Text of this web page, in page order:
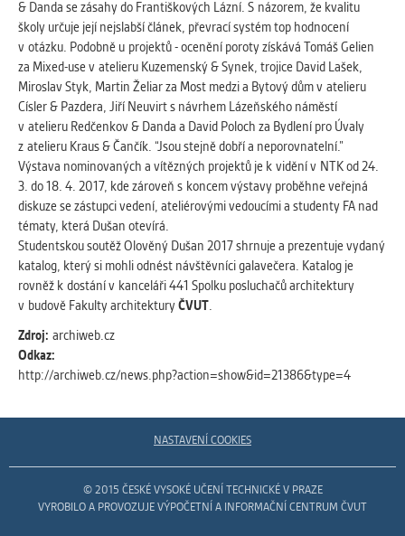
& Danda se zásahy do Františkových Lázní. S názorem, že kvalitu
školy určuje její nejslabší článek, převrací systém top hodnocení
v otázku. Podobně u projektů - ocenění poroty získává Tomáš Gelien
za Mixed-use v atelieru Kuzemenský & Synek, trojice David Lašek,
Miroslav Styk, Martin Želiar za Most medzi a Bytový dům v atelieru
Císler & Pazdera, Jiří Neuvirt s návrhem Lázeňského náměstí
v atelieru Redčenkov & Danda a David Poloch za Bydlení pro Úvaly
z atelieru Kraus & Čančík. “Jsou stejně dobří a neporovnatelní.”
Výstava nominovaných a vítězných projektů je k vidění v NTK od 24.
3. do 18. 4. 2017, kde zároveň s koncem výstavy proběhne veřejná
diskuze se zástupci vedení, ateliérovými vedoucími a studenty FA nad
tématy, která Dušan otevírá.
Studentskou soutěž Olověný Dušan 2017 shrnuje a prezentuje vydaný
katalog, který si mohli odnést návštěvníci galavečera. Katalog je
rovněž k dostání v kanceláři 441 Spolku posluchačů architektury
v budově Fakulty architekturyČVUT.
Zdroj: archiweb.cz
Odkaz:
http://archiweb.cz/news.php?action=show&id=21386&type=4
NASTAVENÍ COOKIES
© 2015 ČESKÉ VYSOKÉ UČENÍ TECHNICKÉ V PRAZE
VYROBILO A PROVOZUJE VÝPOČETNÍ A INFORMAČNÍ CENTRUM ČVUT